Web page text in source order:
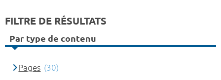
FILTRE DE RÉSULTATS
Par type de contenu
Pages (30)